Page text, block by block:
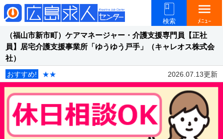
検索
menu
ﾒﾆｭｰ
（福山市新市町）ケアマネージャー・介護支援専門員【正社
員】居宅介護支援事業所「ゆうゆう戸手」（キャレオス株式会
社）
おすすめ! ★★ 2026.07.13更新